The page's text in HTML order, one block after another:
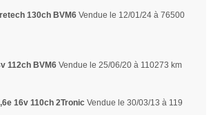
130ch BVM6 Vendue le 12/01/24 à 76500
112ch BVM6 Vendue le 25/06/20 à 110273 km
16v 110ch 2Tronic Vendue le 30/03/13 à 119